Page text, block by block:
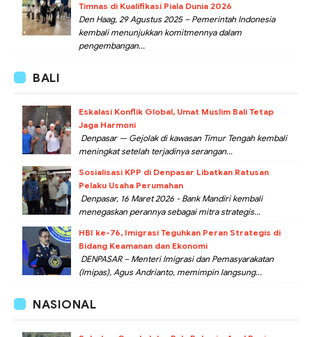
Timnas di Kualifikasi Piala Dunia 2026
Den Haag, 29 Agustus 2025 – Pemerintah Indonesia
kembali menunjukkan komitmennya dalam
pengembangan...
BALI
Eskalasi Konflik Global, Umat Muslim Bali Tetap
Jaga Harmoni
Denpasar — Gejolak di kawasan Timur Tengah kembali
meningkat setelah terjadinya serangan...
Sosialisasi KPP di Denpasar Libatkan Ratusan
Pelaku Usaha Perumahan
Denpasar, 16 Maret 2026 - Bank Mandiri kembali
menegaskan perannya sebagai mitra strategis...
HBI ke-76, Imigrasi Teguhkan Peran Strategis di
Bidang Keamanan dan Ekonomi
DENPASAR – Menteri Imigrasi dan Pemasyarakatan
(Imipas), Agus Andrianto, memimpin langsung...
NASIONAL